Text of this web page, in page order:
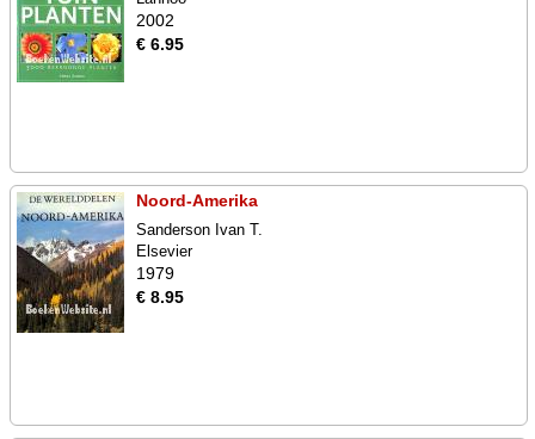
2002
€ 6.95
Noord-Amerika
Sanderson Ivan T.
Elsevier
1979
€ 8.95